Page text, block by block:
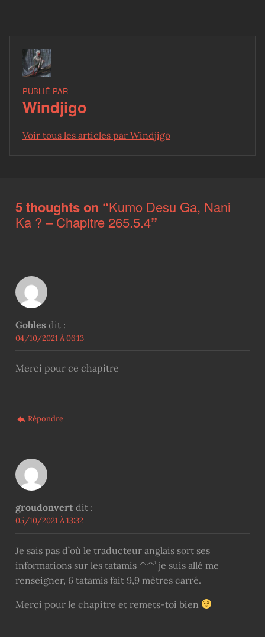
PUBLIÉ PAR
Windjigo
Voir tous les articles par Windjigo
5 thoughts on “Kumo Desu Ga, Nani
Ka ? – Chapitre 265.5.4”
Gobles dit :
04/10/2021 À 06:13
Merci pour ce chapitre
Répondre
groudonvert dit :
05/10/2021 À 13:32
Je sais pas d’où le traducteur anglais sort ses
informations sur les tatamis ^^’ je suis allé me
renseigner, 6 tatamis fait 9,9 mètres carré.
Merci pour le chapitre et remets-toi bien